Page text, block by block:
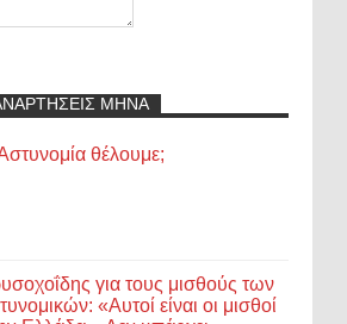
ΜΗΝΑ
θέλουμε;
για τους μισθούς των
«Αυτοί είναι οι μισθοί